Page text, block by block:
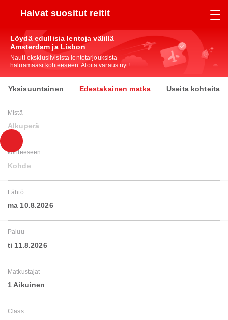
Halvat suositut reitit
Löydä edullisia lentoja välillä
Amsterdam ja Lisbon
Nauti eksklusiivisista lentotarjouksista
haluamaasi kohteeseen. Aloita varaus nyt!
Yksisuuntainen Edestakainen matka Useita kohteita
Mistä
Alkuperä
kohteeseen
Kohde
Lähtö
ma 10.8.2026
Paluu
ti 11.8.2026
Matkustajat
1 Aikuinen
Class